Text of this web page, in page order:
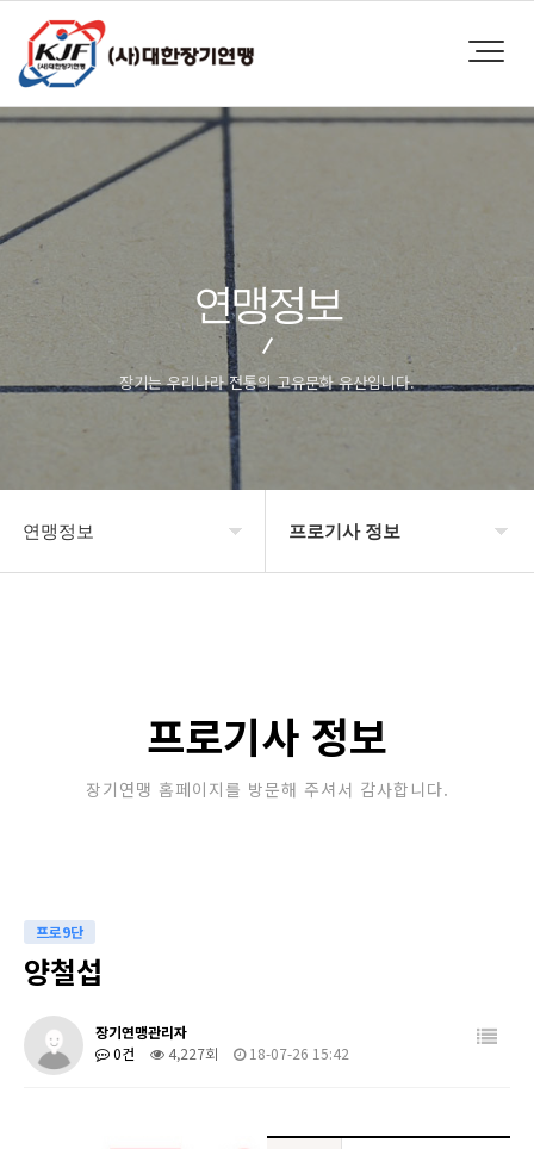
연맹정보
장기는 우리나라 전통의 고유문화 유산입니다.
연맹정보 프로기사 정보
자료실
프로기사 정보
장기연맹 홈페이지를 방문해 주셔서 감사합니다.
프로9단
양철섭
장기연맹관리자
0건
4,227회 18-07-26 15:42